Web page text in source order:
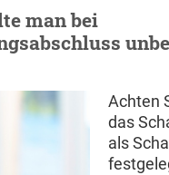
man bei
Achten
das
als